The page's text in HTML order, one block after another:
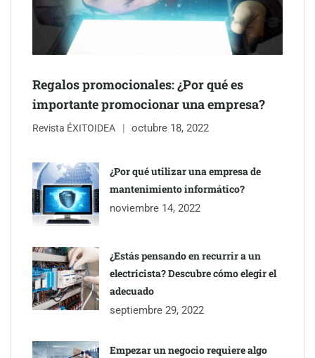
Eagle Waterproofing recomienda revisar la
impermeabilización de las viviendas antes de las vacaciones
Regalos promocionales: ¿Por qué es
importante promocionar una empresa?
Revista ÉXITOIDEA octubre 18, 2022
¿Por qué utilizar una empresa de
mantenimiento informático?
noviembre 14, 2022
¿Estás pensando en recurrir a un
electricista? Descubre cómo elegir el
adecuado
septiembre 29, 2022
Empezar un negocio requiere algo